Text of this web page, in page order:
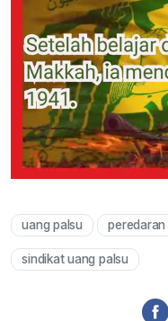
uang palsu
sindikat uang palsu